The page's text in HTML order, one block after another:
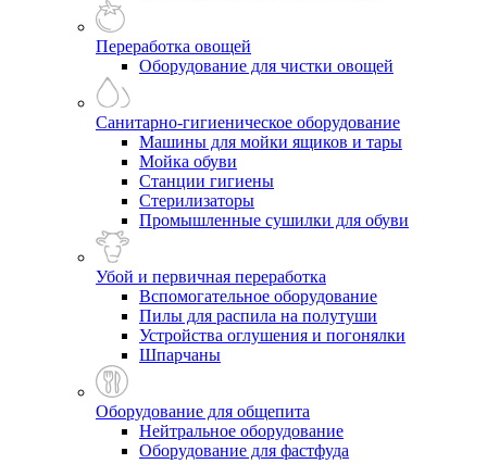
Переработка овощей
Оборудование для чистки овощей
Санитарно-гигиеническое оборудование
Машины для мойки ящиков и тары
Мойка обуви
Станции гигиены
Стерилизаторы
Промышленные сушилки для обуви
Убой и первичная переработка
Вспомогательное оборудование
Пилы для распила на полутуши
Устройства оглушения и погонялки
Шпарчаны
Оборудование для общепита
Нейтральное оборудование
Оборудование для фастфуда